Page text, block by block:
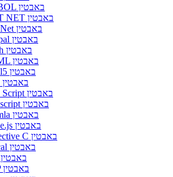
מורה פרטי לCOBOL באבטין
מורה פרטי לDOT NET באבטין
מורה פרטי לDot.Net באבטין
מורה פרטי לDrupal באבטין
מורה פרטי לFlash באבטין
מורה פרטי לHTML באבטין
מורה פרטי לHtml5 באבטין
מורה פרטי לJava באבטין
מורה פרטי לJava Script באבטין
מורה פרטי לJavascript באבטין
מורה פרטי לJoomla באבטין
מורה פרטי לNode.js באבטין
מורה פרטי לObjective C באבטין
מורה פרטי לPascal באבטין
מורה פרטי לPerl באבטין
מורה פרטי לPHP באבטין